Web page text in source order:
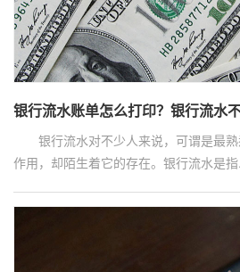
银行流水账单怎么打印？银行流水
银行流水对不少人来说，可谓是最
作用，却陌生着它的存在。银行流水是